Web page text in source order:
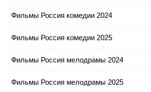
Фильмы Россия комедии 2024
Фильмы Россия комедии 2025
Фильмы Россия мелодрамы 2024
Фильмы Россия мелодрамы 2025